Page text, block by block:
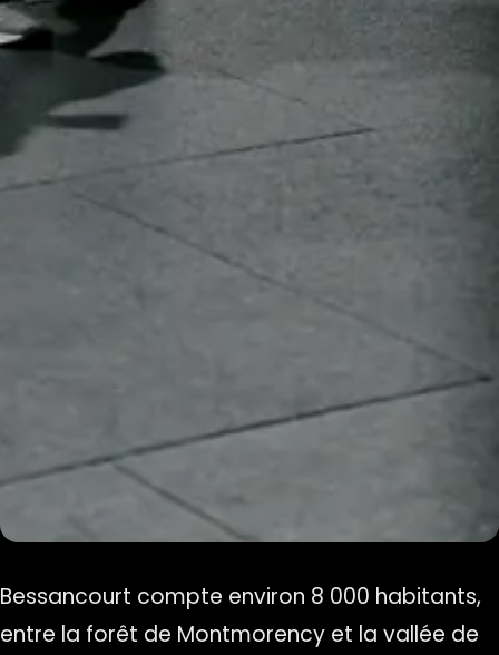
Bessancourt compte environ 8 000 habitants,
entre la forêt de Montmorency et la vallée de